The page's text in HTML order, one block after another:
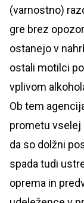
(varnostno)
gre brez
ostanejo v
ostali motilci
vplivom
Ob tem
prometu vselej
da so dolžni
spada tudi
oprema in